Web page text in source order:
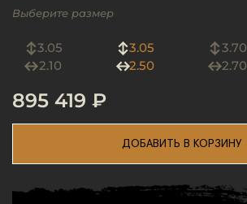
Выберите размер
3.05
2.10
3.05
2.50
3.70
2.70
895 419 ₽
ДОБАВИТЬ В КОРЗИНУ